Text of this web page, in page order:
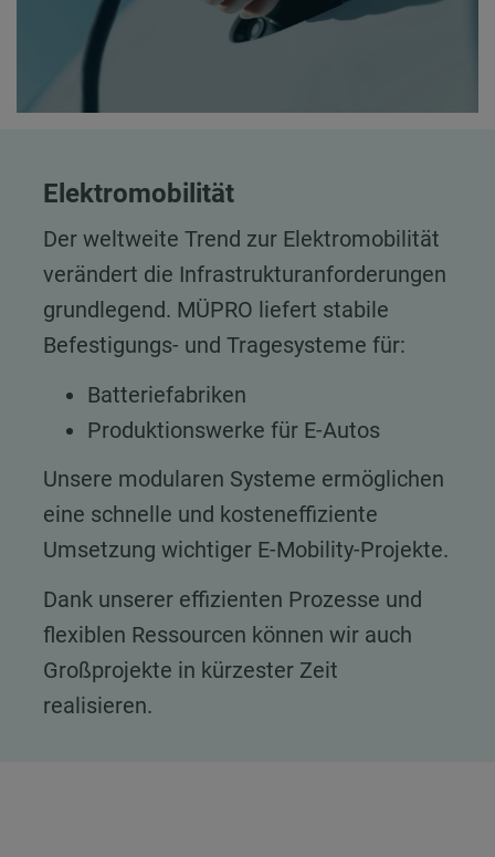
Elektromobilität
Der weltweite Trend zur Elektromobilität
verändert die Infrastrukturanforderungen
grundlegend. MÜPRO liefert stabile
Befestigungs- und Tragesysteme für:
Batteriefabriken
Produktionswerke für E-Autos
Unsere modularen Systeme ermöglichen
eine schnelle und kosteneffiziente
Umsetzung wichtiger E-Mobility-Projekte.
Dank unserer effizienten Prozesse und
flexiblen Ressourcen können wir auch
Großprojekte in kürzester Zeit
realisieren.